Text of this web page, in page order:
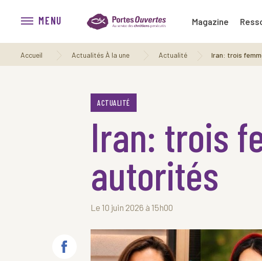
MENU Magazine
Accueil Actualités À la une Actualité Iran: trois
ACTUALITÉ
Iran: trois
autorités
Le 10 juin 2026 à 15h00